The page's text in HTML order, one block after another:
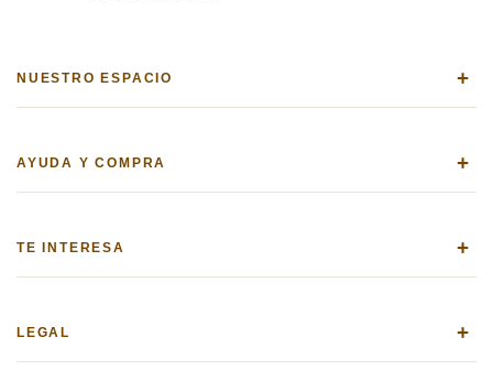
NUESTRO ESPACIO +
AYUDA Y COMPRA +
TE INTERESA +
LEGAL +